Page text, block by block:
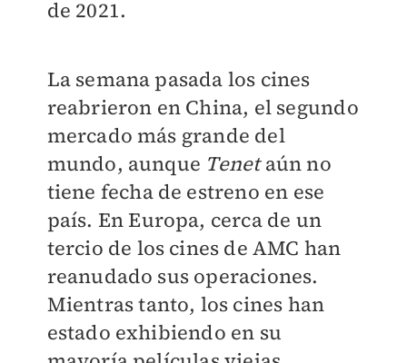
de 2021.
La semana pasada los cines
reabrieron en China, el segundo
mercado más grande del
mundo, aunque Tenetaún no
tiene fecha de estreno en ese
país. En Europa, cerca de un
tercio de los cines de AMC han
reanudado sus operaciones.
Mientras tanto, los cines han
estado exhibiendo en su